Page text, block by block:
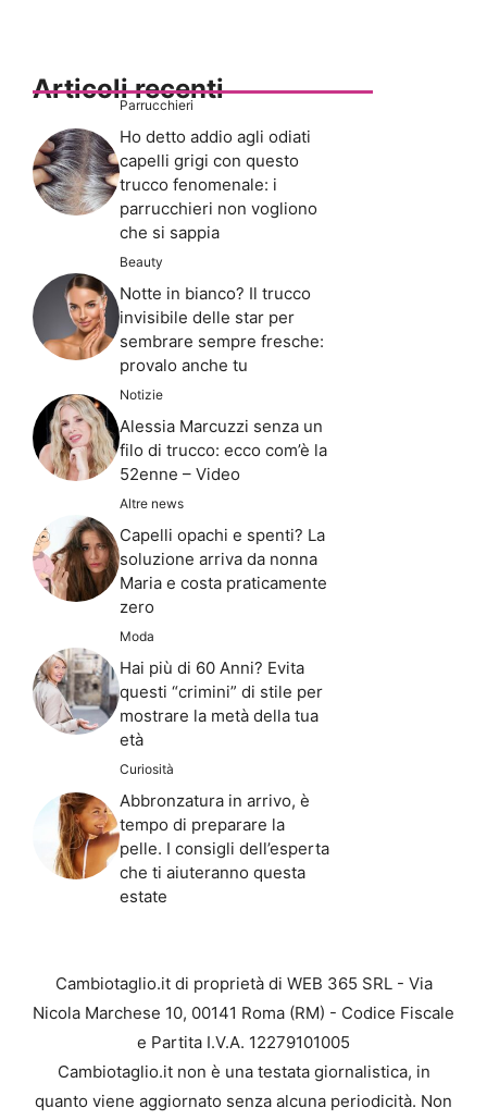
Articoli recenti
Parrucchieri
Ho detto addio agli odiati
capelli grigi con questo
trucco fenomenale: i
parrucchieri non vogliono
che si sappia
Beauty
Notte in bianco? Il trucco
invisibile delle star per
sembrare sempre fresche:
provalo anche tu
Notizie
Alessia Marcuzzi senza un
filo di trucco: ecco com’è la
52enne – Video
Altre news
Capelli opachi e spenti? La
soluzione arriva da nonna
Maria e costa praticamente
zero
Moda
Hai più di 60 Anni? Evita
questi “crimini” di stile per
mostrare la metà della tua
età
Curiosità
Abbronzatura in arrivo, è
tempo di preparare la
pelle. I consigli dell’esperta
che ti aiuteranno questa
estate
Cambiotaglio.it di proprietà di WEB 365 SRL - Via
Nicola Marchese 10, 00141 Roma (RM) - Codice Fiscale
e Partita I.V.A. 12279101005
Cambiotaglio.it non è una testata giornalistica, in
quanto viene aggiornato senza alcuna periodicità. Non